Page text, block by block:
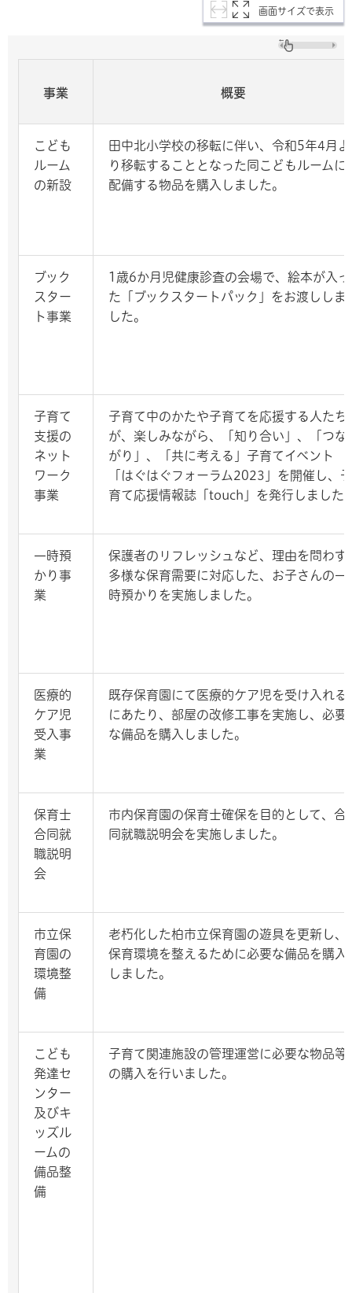
画面サイズで表示
事業 概要
こども
ルーム
の新設
田中北小学校の移転に伴い、令和5年4月よ
り移転することとなった同こどもルームに
配備する物品を購入しました。
ブック
スター
ト事業
1歳6か月児健康診査の会場で、絵本が入っ
た「ブックスタートパック」をお渡ししま
した。
子育て
支援の
ネット
ワーク
事業
子育て中のかたや子育てを応援する人たち
が、楽しみながら、「知り合い」、「つな
がり」、「共に考える」子育てイベント
「はぐはぐフォーラム2023」を開催し、子
育て応援情報誌「touch」を発行しました
一時預
かり事
業
保護者のリフレッシュなど、理由を問わず
多様な保育需要に対応した、お子さんの一
時預かりを実施しました。
医療的
ケア児
受入事
業
既存保育園にて医療的ケア児を受け入れる
にあたり、部屋の改修工事を実施し、必要
な備品を購入しました。
保育士
合同就
職説明
会
市内保育園の保育士確保を目的として、合
同就職説明会を実施しました。
市立保
育園の
環境整
備
老朽化した柏市立保育園の遊具を更新し、
保育環境を整えるために必要な備品を購入
しました。
こども
発達セ
ンター
及びキ
ッズル
ームの
備品整
備
子育て関連施設の管理運営に必要な物品等
の購入を行いました。